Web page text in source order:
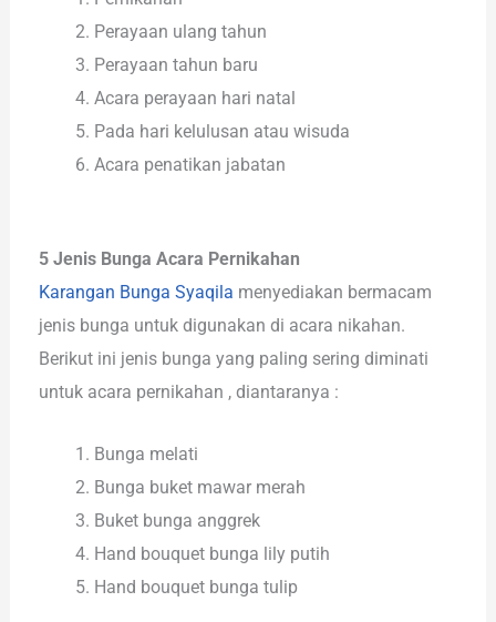
Perayaan ulang tahun
Perayaan tahun baru
Acara perayaan hari natal
Pada hari kelulusan atau wisuda
Acara penatikan jabatan
5 Jenis Bunga Acara Pernikahan
Karangan Bunga Syaqila menyediakan bermacam
jenis bunga untuk digunakan di acara nikahan.
Berikut ini jenis bunga yang paling sering diminati
untuk acara pernikahan , diantaranya :
Bunga melati
Bunga buket mawar merah
Buket bunga anggrek
Hand bouquet bunga lily putih
Hand bouquet bunga tulip